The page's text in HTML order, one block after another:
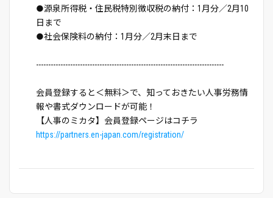
●源泉所得税・住民税特別徴収税の納付：1月分／2月10
日まで
●社会保険料の納付：1月分／2月末日まで
-----------------------------------------------------------------------------
会員登録すると＜無料＞で、知っておきたい人事労務情
報や書式ダウンロードが可能！
【人事のミカタ】会員登録ページはコチラ
https://partners.en-japan.com/registration/